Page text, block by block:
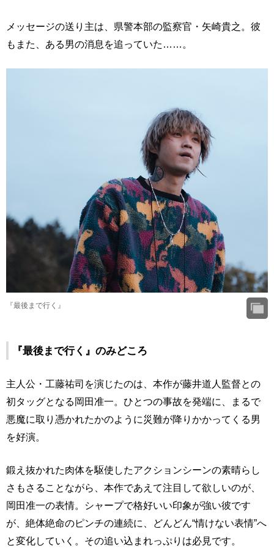
メッセージの送り主は、県警本部の監察官・矢崎貴之。彼
もまた、ある男の消息を追っていた……。
『最後まで行く』
『最後まで行く』のみどころ
主人公・工藤祐司を演じたのは、本作が藤井道人監督との
初タッグとなる岡田准一。ひとつの事故を発端に、まるで
悪魔に取り憑かれたかのように災難が降りかかってくる男
を好演。
鍛え抜かれた肉体を駆使したアクションシーンの素晴らし
さもさることながら、本作であえて注目して欲しいのが、
岡田准一の表情。シャープで格好いい印象が強い彼です
が、絶体絶命のピンチの連続に、どんどん“情けない表情”へ
と変化していく。その追い込まれっぷりは必見です。